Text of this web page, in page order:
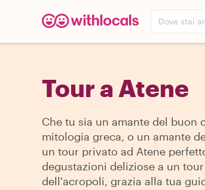
Dove stai
Tour a Atene
Che tu sia un amante del buon
mitologia greca, o un amante
un tour privato ad Atene
degustazioni deliziose a un
dell'acropoli, grazia alla tua